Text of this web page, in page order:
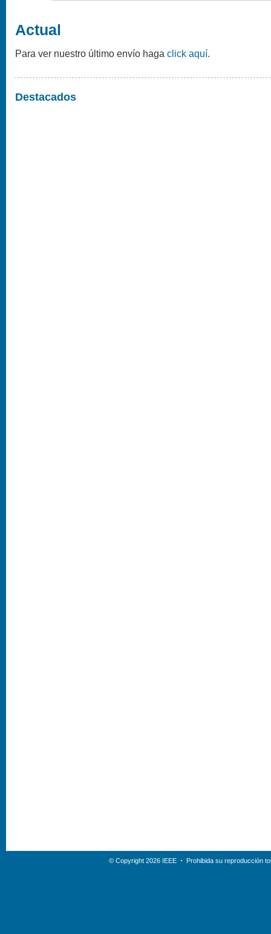
Actual
Para ver nuestro último envío haga click aquí.
Destacados
© Copyright 2026 IEEE Prohibida su reproducción